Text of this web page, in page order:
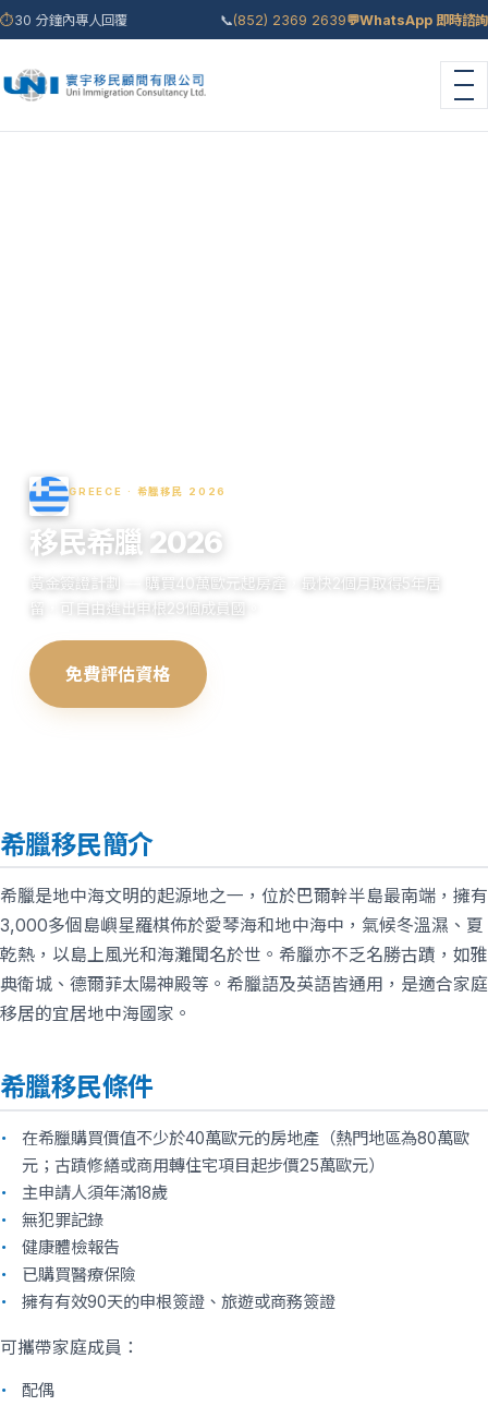
⏱30 分鐘內專人回覆 📞(852) 2369 2639💬WhatsApp 即時諮詢
GREECE · 希臘移民 2026
移民希臘 2026
黃金簽證計劃 — 購買40萬歐元起房產，最快2個月取得5年居
留，可自由進出申根29個成員國。
免費評估資格
希臘移民簡介
希臘是地中海文明的起源地之一，位於巴爾幹半島最南端，擁有
3,000多個島嶼星羅棋佈於愛琴海和地中海中，氣候冬溫濕、夏
乾熱，以島上風光和海灘聞名於世。希臘亦不乏名勝古蹟，如雅
典衛城、德爾菲太陽神殿等。希臘語及英語皆通用，是適合家庭
移居的宜居地中海國家。
希臘移民條件
在希臘購買價值不少於40萬歐元的房地產（熱門地區為80萬歐
元；古蹟修繕或商用轉住宅項目起步價25萬歐元）
主申請人須年滿18歲
無犯罪記錄
健康體檢報告
已購買醫療保險
擁有有效90天的申根簽證、旅遊或商務簽證
可攜帶家庭成員：
配偶